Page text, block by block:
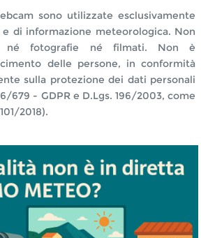
sono utilizzate esclusivamente
di informazione meteorologica. Non
né fotografie né filmati. Non è
delle persone, in conformità
sulla protezione dei dati personali
679 - GDPR e D.Lgs. 196/2003, come
2018).